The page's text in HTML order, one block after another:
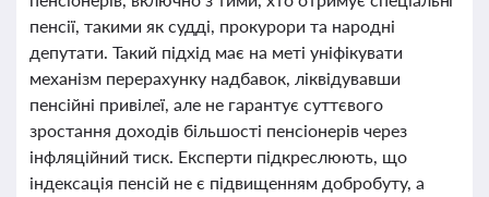
пенсії, такими як судді, прокурори та народні
депутати. Такий підхід має на меті уніфікувати
механізм перерахунку надбавок, ліквідувавши
пенсійні привілеї, але не гарантує суттєвого
зростання доходів більшості пенсіонерів через
інфляційний тиск. Експерти підкреслюють, що
індексація пенсій не є підвищенням добробуту, а